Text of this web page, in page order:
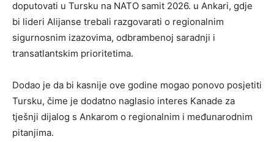
doputovati u Tursku na NATO samit 2026. u Ankari, gdje
bi lideri Alijanse trebali razgovarati o regionalnim
sigurnosnim izazovima, odbrambenoj saradnji i
transatlantskim prioritetima.
Dodao je da bi kasnije ove godine mogao ponovo posjetiti
Tursku, čime je dodatno naglasio interes Kanade za
tješnji dijalog s Ankarom o regionalnim i međunarodnim
pitanjima.